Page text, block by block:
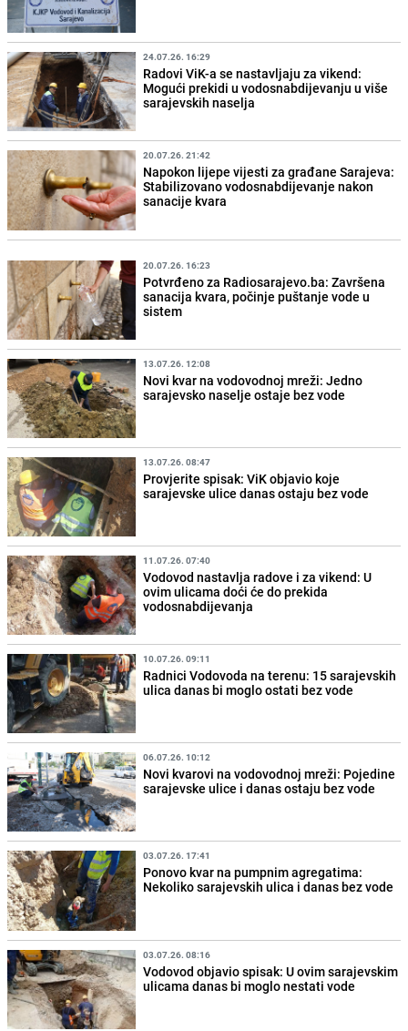
24.07.26. 16:29
Radovi ViK-a se nastavljaju za vikend:
Mogući prekidi u vodosnabdijevanju u više
sarajevskih naselja
20.07.26. 21:42
Napokon lijepe vijesti za građane Sarajeva:
Stabilizovano vodosnabdijevanje nakon
sanacije kvara
20.07.26. 16:23
Potvrđeno za Radiosarajevo.ba: Završena
sanacija kvara, počinje puštanje vode u
sistem
13.07.26. 12:08
Novi kvar na vodovodnoj mreži: Jedno
sarajevsko naselje ostaje bez vode
13.07.26. 08:47
Provjerite spisak: ViK objavio koje
sarajevske ulice danas ostaju bez vode
11.07.26. 07:40
Vodovod nastavlja radove i za vikend: U
ovim ulicama doći će do prekida
vodosnabdijevanja
10.07.26. 09:11
Radnici Vodovoda na terenu: 15 sarajevskih
ulica danas bi moglo ostati bez vode
06.07.26. 10:12
Novi kvarovi na vodovodnoj mreži: Pojedine
sarajevske ulice i danas ostaju bez vode
03.07.26. 17:41
Ponovo kvar na pumpnim agregatima:
Nekoliko sarajevskih ulica i danas bez vode
03.07.26. 08:16
Vodovod objavio spisak: U ovim sarajevskim
ulicama danas bi moglo nestati vode